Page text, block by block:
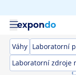
Váhy Laboratorní
Laboratorní zdroje